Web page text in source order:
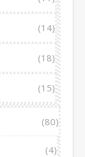
(14)
(18)
(15)
(80)
(4)